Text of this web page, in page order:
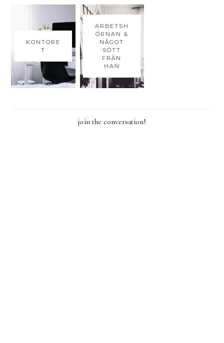
KONTORE
T
ARBETSH
ÖRNAN &
NÅGOT
SÖTT
FRÅN
HAN
join the conversation!